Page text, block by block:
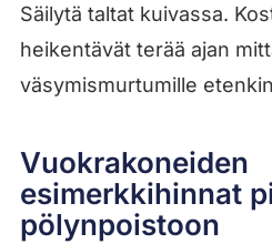
Säilytä taltat kuivassa.
heikentävät terää ajan
väsymismurtumille
Vuokrakoneiden
esimerkkihinnat
pölynpoistoon